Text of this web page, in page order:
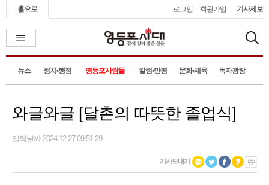
홈으로 로그인 회원가입 기사제보
뉴스 정치•행정 영등포사람들 칼럼•만평 문화•체육 독자광장
와글와글 [달촌의 따뜻한 졸업식]
입력날짜 2024-12-27 09:51:29
기사보내기